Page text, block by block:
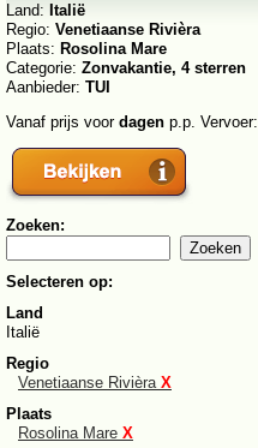
Land: Italië
Regio: Venetiaanse Rivièra
Plaats: Rosolina Mare
Categorie: Zonvakantie, 4 sterren
Aanbieder: TUI
Vanaf prijs voor dagen p.p. Vervoer:
Zoeken:
Selecteren op:
Land
Italië
Regio
Venetiaanse Rivièra X
Plaats
Rosolina Mare X